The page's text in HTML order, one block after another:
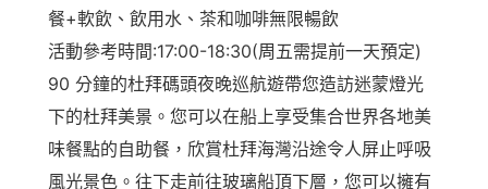
餐+軟飲、飲用水、茶和咖啡無限暢飲
活動參考時間:17:00-18:30(周五需提前一天預定)
90 分鐘的杜拜碼頭夜晚巡航遊帶您造訪迷蒙燈光
下的杜拜美景。您可以在船上享受集合世界各地美
味餐點的自助餐，欣賞杜拜海灣沿途令人屏止呼吸
風光景色。往下走前往玻璃船頂下層，您可以擁有